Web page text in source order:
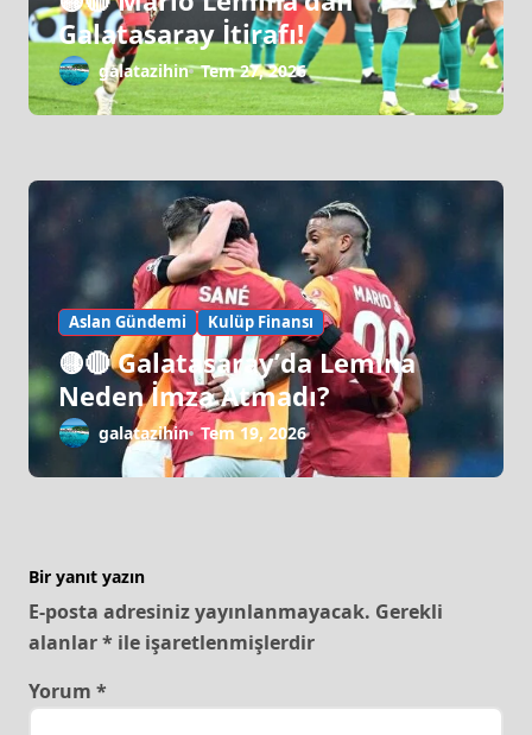
Galatasaray İtirafı!
galatazihin Tem 27, 2026
Aslan Gündemi Kulüp Finansı
🟡🔴 Galatasaray’da Lemina
Neden İmza Atmadı?
galatazihin Tem 19, 2026
Bir yanıt yazın
E-posta adresiniz yayınlanmayacak. Gerekli
alanlar* ile işaretlenmişlerdir
Yorum *